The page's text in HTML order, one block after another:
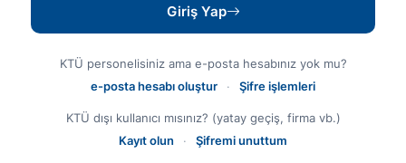
Giriş Yap
KTÜ personelisiniz ama e-posta hesabınız yok mu?
e-posta hesabı oluştur
· Şifre işlemleri
KTÜ dışı kullanıcı mısınız? (yatay geçiş, firma vb.)
Kayıt olun
· Şifremi unuttum